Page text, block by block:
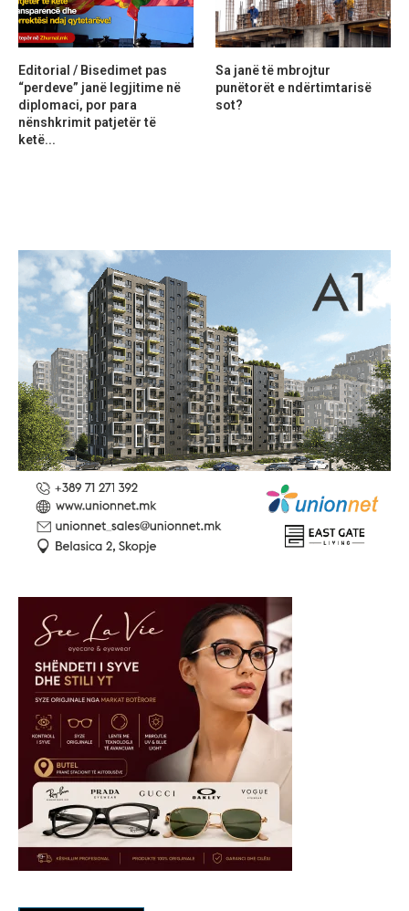
Editorial / Bisedimet pas
“perdeve” janë legjitime në
diplomaci, por para
nënshkrimit patjetër të
ketë...
Sa janë të mbrojtur
punëtorët e ndërtimtarisë
sot?